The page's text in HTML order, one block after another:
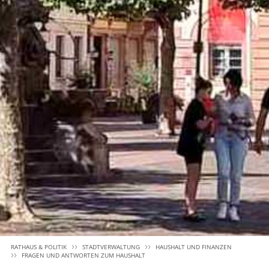
RATHAUS & POLITIK STADTVERWALTUNG
HAUSHALT UND FINANZEN
FRAGEN UND ANTWORTEN ZUM HAUSHALT